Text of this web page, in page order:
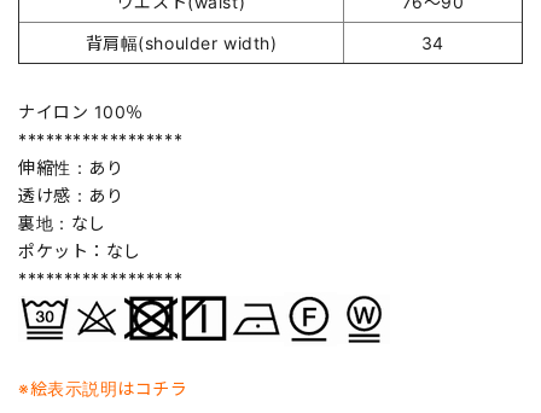
背肩幅(shoulder width)
34
ナイロン 100％
******************
伸縮性：あり
透け感：あり
裏地：なし
ポケット：なし
******************
※絵表示説明はコチラ